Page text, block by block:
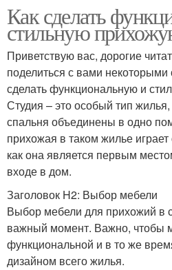
Как сделать
стильную
Приветствую вас, дорогие
поделиться с вами некоторыми
сделать функциональную и
Студия – это особый тип жилья,
спальня объединены в одно
прихожая в таком жилье
как она является первым
входе в дом.
Заголовок H2: Выбор мебели
Выбор мебели для прихожий в
важный момент. Важно, чтобы
функциональной и в то же
дизайном всего жилья.